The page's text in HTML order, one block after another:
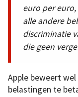
euro per
alle andere
discriminatie
die geen
Apple beweert wel
belastingen te